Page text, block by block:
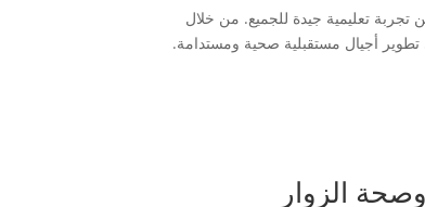
تعليمية جيدة للجميع. من خلال
تطوير أجيال مستقبلية صحية ومستدامة.
الزوار